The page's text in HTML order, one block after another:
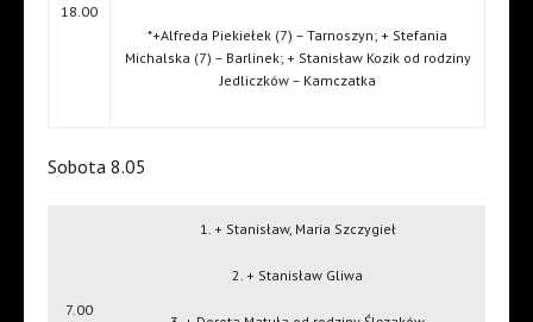
18.00
*+Alfreda Piekiełek (7) – Tarnoszyn; + Stefania
Michalska (7) – Barlinek; + Stanisław Kozik od rodziny
Jedliczków – Kamczatka
Sobota 8.05
7.00
1. + Stanisław, Maria Szczygieł
2. + Stanisław Gliwa